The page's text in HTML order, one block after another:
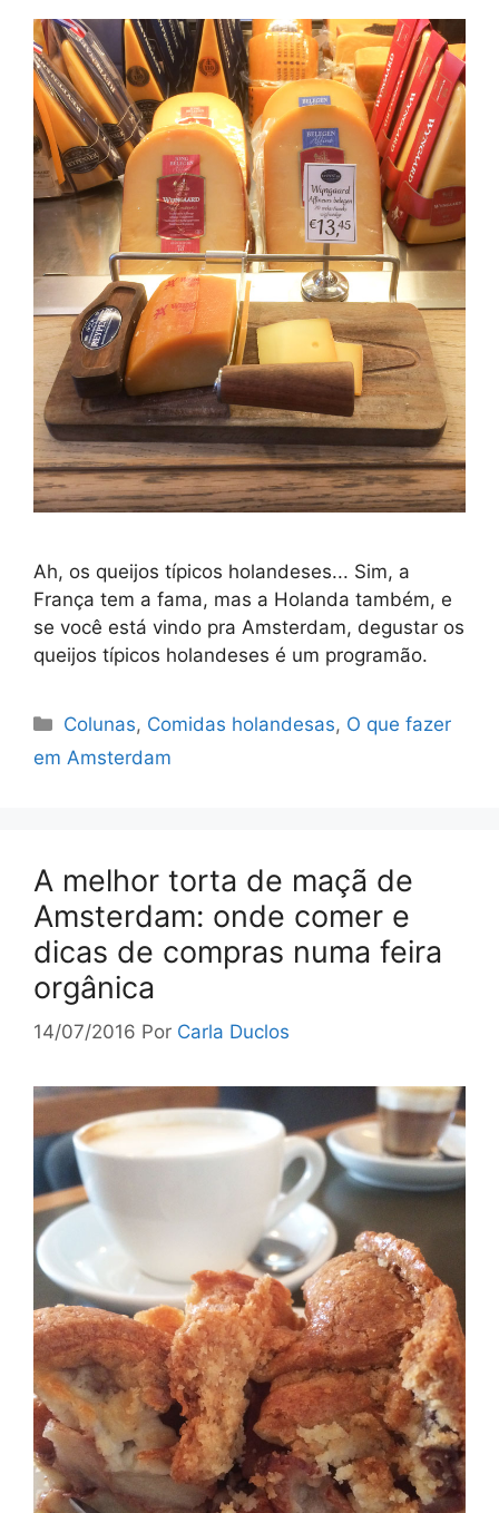
Ah, os queijos típicos holandeses... Sim, a
França tem a fama, mas a Holanda também, e
se você está vindo pra Amsterdam, degustar os
queijos típicos holandeses é um programão.
Categorias
Colunas, Comidas holandesas, O que fazer
em Amsterdam
A melhor torta de maçã de
Amsterdam: onde comer e
dicas de compras numa feira
orgânica
14/07/2016 Por Carla Duclos